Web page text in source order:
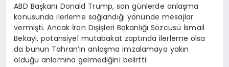
ABD Başkanı Donald Trump, son günlerde anlaşma
konusunda ilerleme sağlandığı yönünde mesajlar
vermişti. Ancak İran Dışişleri Bakanlığı Sözcüsü İsmail
Bekayi, potansiyel mutabakat zaptında ilerleme olsa
da bunun Tahran’ın anlaşma imzalamaya yakın
olduğu anlamına gelmediğini belirtti.